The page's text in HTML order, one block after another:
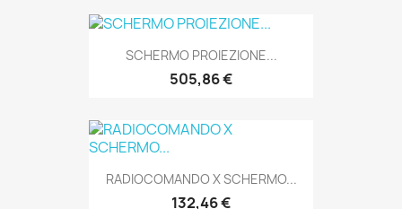
SCHERMO PROIEZIONE...
505,86 €
RADIOCOMANDO X SCHERMO...
132,46 €